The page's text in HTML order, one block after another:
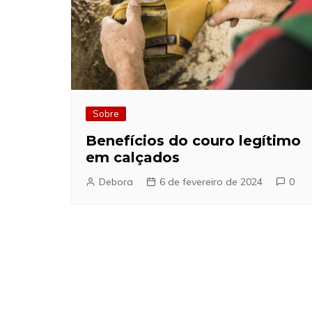
Sobre
Benefícios do couro legítimo
em calçados
Debora 6 de fevereiro de 2024 0